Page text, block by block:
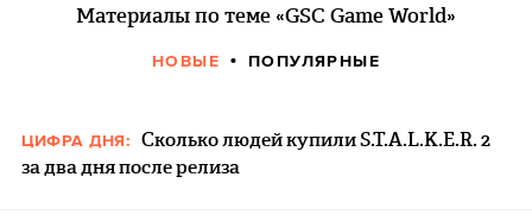
Материалы по теме «GSC Game World»
НОВЫЕ ПОПУЛЯРНЫЕ
ЦИФРА ДНЯ: Сколько людей купили S.T.A.L.K.E.R. 2
за два дня после релиза